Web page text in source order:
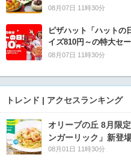
08月07日 11時30分
ピザハット「ハットの
イズ810円～の特大セ
08月07日 11時30分
トレンド | アクセスランキング
オリーブの丘 8月限
ンガーリック」新登
08月01日 11時30分